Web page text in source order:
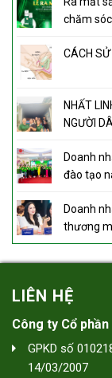
chăm
CÁCH SỬ
NHẤT
NGƯỜI
Doanh
đào tạo
Doanh
thương
LIÊN HỆ
Công ty Cổ
GPKD số
14/03/2007